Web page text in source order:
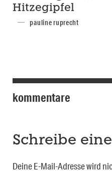
Hitzegipfel
pauline ruprecht
kommentare
Schreibe
Deine E-Mail-Adresse wird